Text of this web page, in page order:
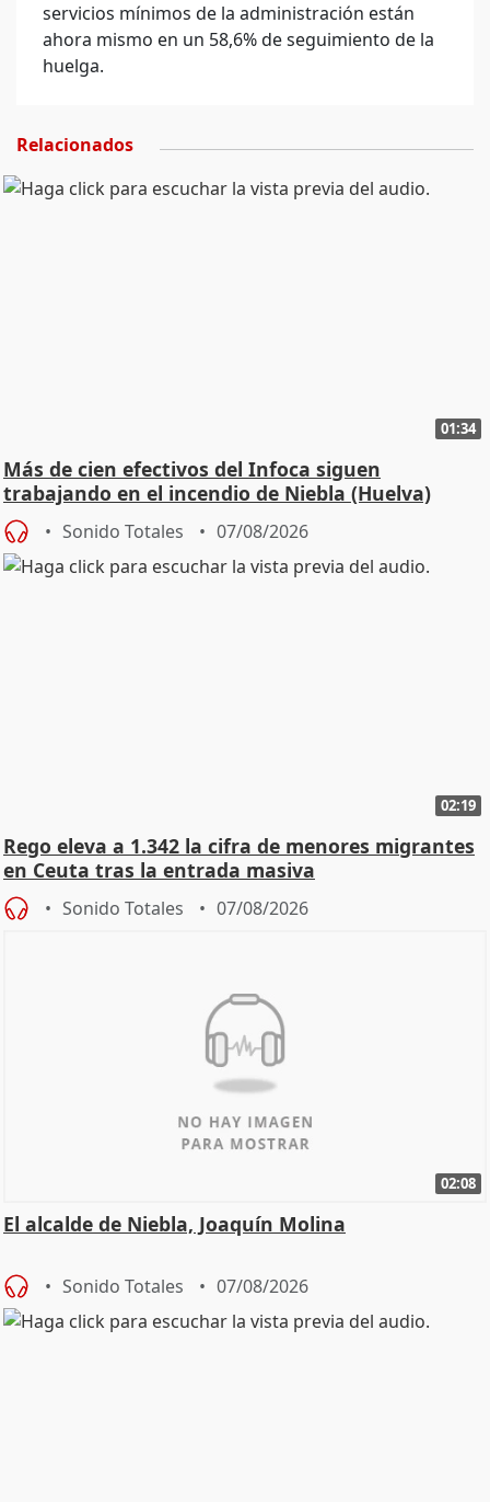
servicios mínimos de la administración están
ahora mismo en un 58,6% de seguimiento de la
huelga.
Relacionados
01:34
Más de cien efectivos del Infoca siguen
trabajando en el incendio de Niebla (Huelva)
Sonido Totales 07/08/2026
02:19
Rego eleva a 1.342 la cifra de menores migrantes
en Ceuta tras la entrada masiva
Sonido Totales 07/08/2026
02:08
El alcalde de Niebla, Joaquín Molina
Sonido Totales 07/08/2026